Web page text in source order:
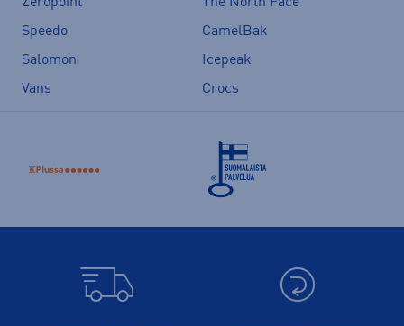
Speedo
CamelBak
Salomon
Icepeak
Vans
Crocs